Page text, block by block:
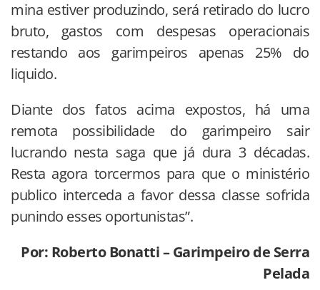
mina estiver produzindo, será retirado do lucro
bruto, gastos com despesas operacionais
restando aos garimpeiros apenas 25% do
liquido.
Diante dos fatos acima expostos, há uma
remota possibilidade do garimpeiro sair
lucrando nesta saga que já dura 3 décadas.
Resta agora torcermos para que o ministério
publico interceda a favor dessa classe sofrida
punindo esses oportunistas”.
Por: Roberto Bonatti – Garimpeiro de Serra
Pelada